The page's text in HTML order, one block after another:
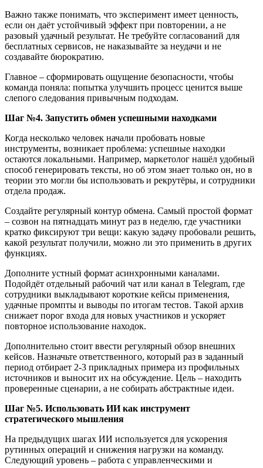
Важно также понимать, что эксперимент имеет ценность,
если он даёт устойчивый эффект при повторении, а не
разовый удачный результат. Не требуйте согласований для
бесплатных сервисов, не наказывайте за неудачи и не
создавайте бюрократию.
Главное – сформировать ощущение безопасности, чтобы
команда поняла: попытка улучшить процесс ценится выше
слепого следования привычным подходам.
Шаг №4. Запустить обмен успешными находками
Когда несколько человек начали пробовать новые
инструменты, возникает проблема: успешные находки
остаются локальными. Например, маркетолог нашёл удобный
способ генерировать тексты, но об этом знает только он, но в
теории это могли бы использовать и рекрутёры, и сотрудники
отдела продаж.
Создайте регулярный контур обмена. Самый простой формат
– созвон на пятнадцать минут раз в неделю, где участники
кратко фиксируют три вещи: какую задачу пробовали решить,
какой результат получили, можно ли это применить в других
функциях.
Дополните устный формат асинхронными каналами.
Подойдёт отдельный рабочий чат или канал в Telegram, где
сотрудники выкладывают короткие кейсы применения,
удачные промпты и выводы по итогам тестов. Такой архив
снижает порог входа для новых участников и ускоряет
повторное использование находок.
Дополнительно стоит ввести регулярный обзор внешних
кейсов. Назначьте ответственного, который раз в заданный
период отбирает 2-3 прикладных примера из профильных
источников и выносит их на обсуждение. Цель – находить
проверенные сценарии, а не собирать абстрактные идеи.
Шаг №5. Использовать ИИ как инструмент
стратегического мышления
На предыдущих шагах ИИ используется для ускорения
рутинных операций и снижения нагрузки на команду.
Следующий уровень – работа с управленческими и